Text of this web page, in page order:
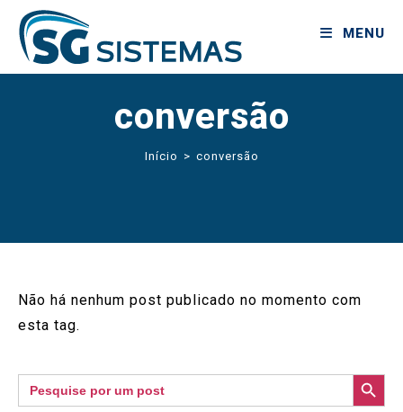
MENU
conversão
Início > conversão
Não há nenhum post publicado no momento com
esta tag.
Search
for:
SEARCH BUTTON